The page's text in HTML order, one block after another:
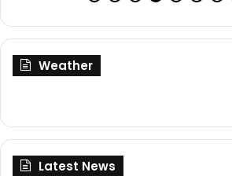
Weather
Latest News